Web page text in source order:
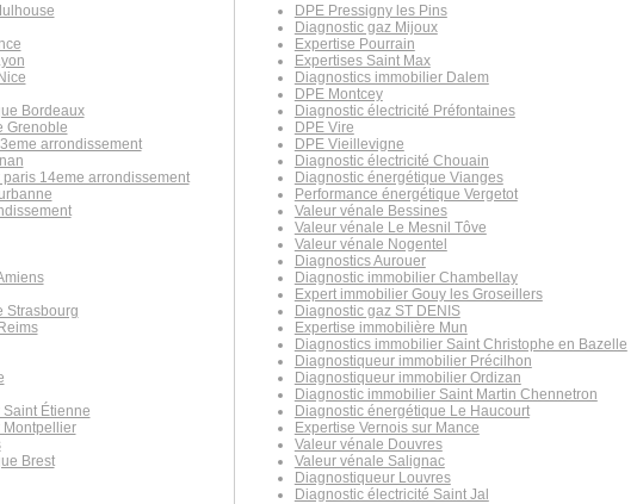
Bordeaux
Grenoble
arrondissement
14eme arrondissement
Strasbourg
Étienne
Montpellier
Brest
DPE Pressigny les Pins
Diagnostic gaz Mijoux
Expertise Pourrain
Expertises Saint Max
Diagnostics immobilier Dalem
DPE Montcey
Diagnostic électricité Préfontaines
DPE Vire
DPE Vieillevigne
Diagnostic électricité Chouain
Diagnostic énergétique Vianges
Performance énergétique Vergetot
Valeur vénale Bessines
Valeur vénale Le Mesnil Tôve
Valeur vénale Nogentel
Diagnostics Aurouer
Diagnostic immobilier Chambellay
Expert immobilier Gouy les Groseillers
Diagnostic gaz ST DENIS
Expertise immobilière Mun
Diagnostics immobilier Saint Christophe en Bazelle
Diagnostiqueur immobilier Précilhon
Diagnostiqueur immobilier Ordizan
Diagnostic immobilier Saint Martin Chennetron
Diagnostic énergétique Le Haucourt
Expertise Vernois sur Mance
Valeur vénale Douvres
Valeur vénale Salignac
Diagnostiqueur Louvres
Diagnostic électricité Saint Jal